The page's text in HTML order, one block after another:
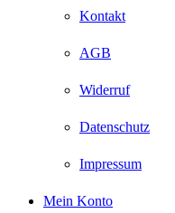
Kontakt
AGB
Widerruf
Datenschutz
Impressum
Mein Konto